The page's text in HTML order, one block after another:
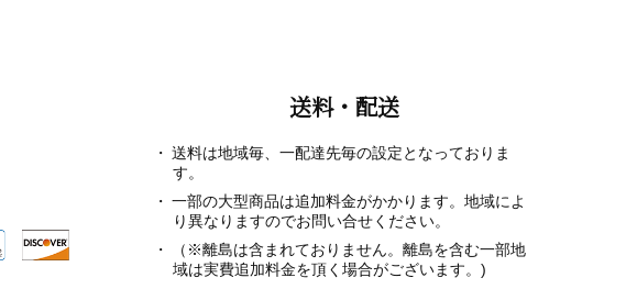
送料・配送
送料は地域毎、一配達先毎の設定となっておりま
す。
一部の大型商品は追加料金がかかります。地域によ
り異なりますのでお問い合せください。
（※離島は含まれておりません。離島を含む一部地
域は実費追加料金を頂く場合がございます。)